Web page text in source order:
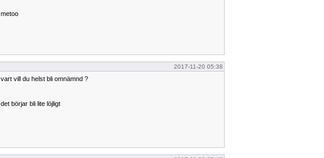
metoo
2017-11-20 05:38
vart vill du helst bli omnämnd ?
det börjar bli lite löjligt